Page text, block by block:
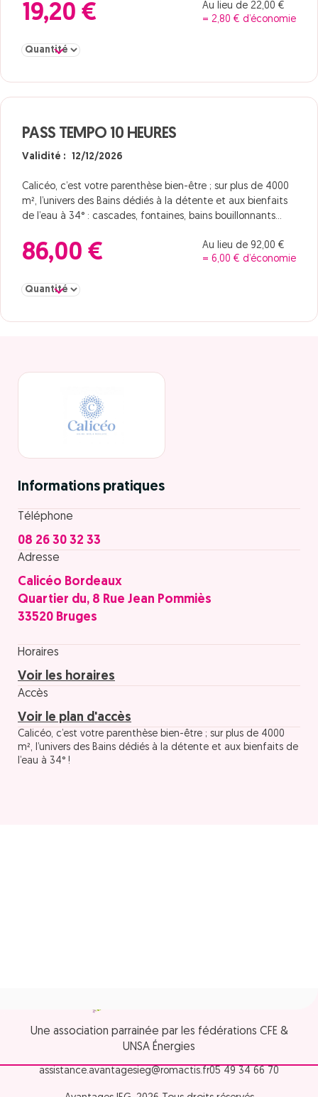
19,20 €
Au lieu de 22,00 €
= 2,80 € d’économie
Sélectionner la quantité pour PASS 2 HEURES
PASS TEMPO 10 HEURES
Validité : 12/12/2026
Calicéo, c’est votre parenthèse bien-être ; sur plus de 4000
m², l’univers des Bains dédiés à la détente et aux bienfaits
de l’eau à 34° : cascades, fontaines, bains bouillonnants…
86,00 €
Au lieu de 92,00 €
= 6,00 € d’économie
Sélectionner la quantité pour PASS TEMPO 10 HEURES
Informations pratiques
Téléphone
08 26 30 32 33
Adresse
Calicéo Bordeaux
Quartier du, 8 Rue Jean Pommiès
33520 Bruges
Horaires
Voir les horaires
Accès
Voir le plan d'accès
Calicéo, c’est votre parenthèse bien-être ; sur plus de 4000
m², l’univers des Bains dédiés à la détente et aux bienfaits de
l’eau à 34° !
Une association parrainée par les fédérations CFE &
UNSA Énergies
assistance.avantagesieg@romactis.fr05 49 34 66 70